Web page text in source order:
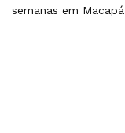
semanas em Macapá